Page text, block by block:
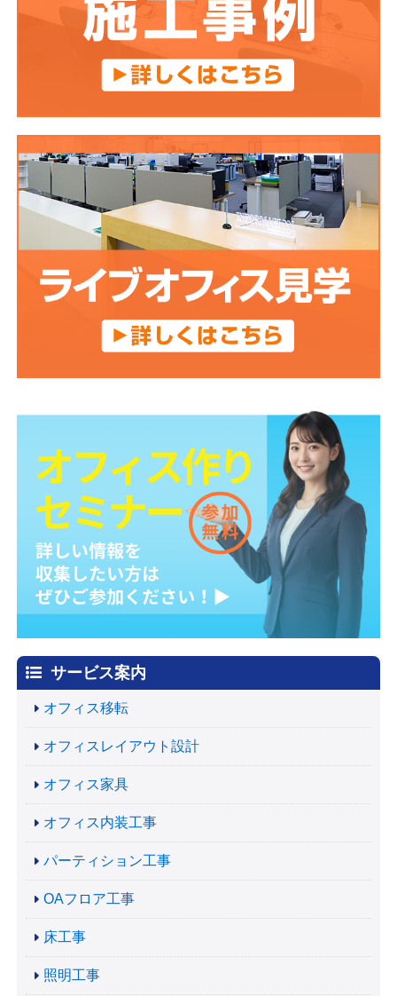
サービス案内
オフィス移転
オフィスレイアウト設計
オフィス家具
オフィス内装工事
パーティション工事
OAフロア工事
床工事
照明工事